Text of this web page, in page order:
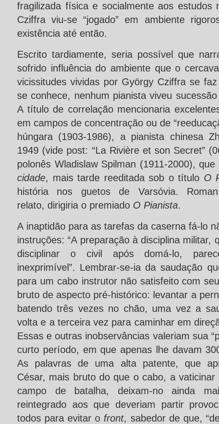
fragilizada física e socialmente aos estudos
Cziffra viu-se “jogado” em ambiente
existência até então.
Escrito tardiamente, seria possível que
sofrido influência do ambiente que o
vicissitudes vividas por György Cziffra se
se conhece, nenhum pianista viveu
A título de correlação mencionaria
em campos de concentração ou de
húngara (1903-1986), a pianista chinesa
1949 (vide post: “La Rivière et son Secret”
polonês Wladislaw Spilman (1911-2000),
cidade, mais tarde reeditada sob o título O
história nos guetos de Varsóvia.
relato, dirigiria o premiado O Pianista.
A inaptidão para as tarefas da caserna fá-lo
instruções: “A preparação à disciplina militar,
disciplinar o civil após domá-lo,
inexprimível”. Lembrar-se-ia da saudação
para um cabo instrutor não satisfeito com
bruto de aspecto pré-histórico: levantar a
batendo três vezes no chão, uma vez a
volta e a terceira vez para caminhar em
Essas e outras inobservâncias valeriam sua
curto período, em que apenas lhe davam
As palavras de uma alta patente, que
César, mais bruto do que o cabo, a
campo de batalha, deixam-no ainda
reintegrado aos que deveriam partir
todos para evitar o front, sabedor de que,